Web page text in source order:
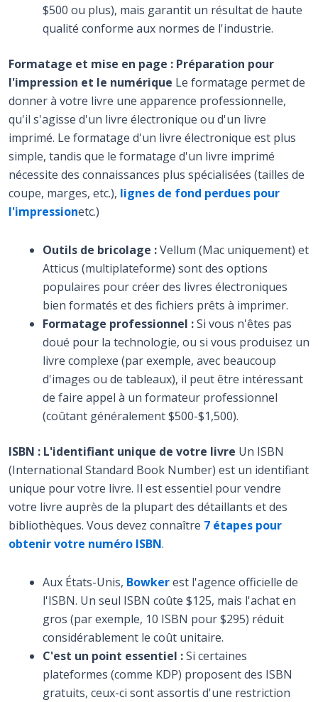
$500 ou plus), mais garantit un résultat de haute
qualité conforme aux normes de l'industrie.
Formatage et mise en page : Préparation pour
l'impression et le numérique Le formatage permet de
donner à votre livre une apparence professionnelle,
qu'il s'agisse d'un livre électronique ou d'un livre
imprimé. Le formatage d'un livre électronique est plus
simple, tandis que le formatage d'un livre imprimé
nécessite des connaissances plus spécialisées (tailles de
coupe, marges, etc.), lignes de fond perdues pour
l'impressionetc.)
Outils de bricolage :Vellum (Mac uniquement) et
Atticus (multiplateforme) sont des options
populaires pour créer des livres électroniques
bien formatés et des fichiers prêts à imprimer.
Formatage professionnel :Si vous n'êtes pas
doué pour la technologie, ou si vous produisez un
livre complexe (par exemple, avec beaucoup
d'images ou de tableaux), il peut être intéressant
de faire appel à un formateur professionnel
(coûtant généralement $500-$1,500).
ISBN : L'identifiant unique de votre livre Un ISBN
(International Standard Book Number) est un identifiant
unique pour votre livre. Il est essentiel pour vendre
votre livre auprès de la plupart des détaillants et des
bibliothèques. Vous devez connaître 7 étapes pour
obtenir votre numéro ISBN.
Aux États-Unis, Bowkerest l'agence officielle de
l'ISBN. Un seul ISBN coûte $125, mais l'achat en
gros (par exemple, 10 ISBN pour $295) réduit
considérablement le coût unitaire.
C'est un point essentiel :Si certaines
plateformes (comme KDP) proposent des ISBN
gratuits, ceux-ci sont assortis d'une restriction